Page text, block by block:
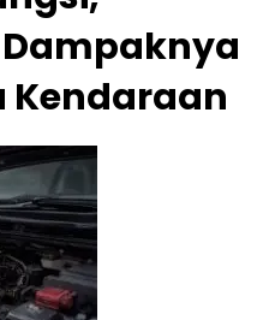
Kendaraan